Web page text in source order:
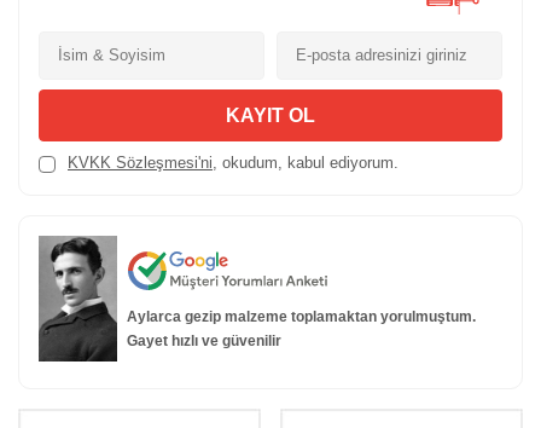
KAYIT OL
KVKK Sözleşmesi'ni, okudum, kabul ediyorum.
Aylarca gezip malzeme toplamaktan yorulmuştum.
Gayet hızlı ve güvenilir